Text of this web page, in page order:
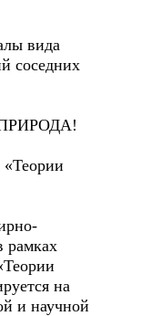
вида
соседних
ПРИРОДА!
рамках
на
и научной